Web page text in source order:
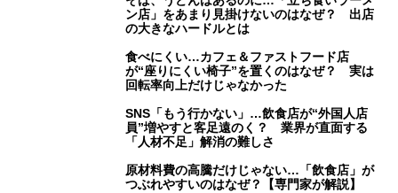
ン店」をあまり見掛けないのはなぜ？ 出店
の大きなハードルとは
食べにくい…カフェ＆ファストフード店
が“座りにくい椅子”を置くのはなぜ？ 実は
回転率向上だけじゃなかった
SNS「もう行かない」…飲食店が“外国人店
員”増やすと客足遠のく？ 業界が直面する
「人材不足」解消の難しさ
原材料費の高騰だけじゃない…「飲食店」が
つぶれやすいのはなぜ？【専門家が解説】